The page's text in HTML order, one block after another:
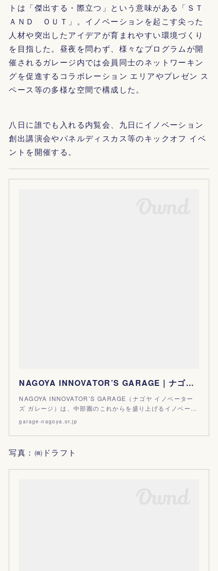
トは「傑出する・際立つ」という意味がある「ＳＴ
ＡＮＤ ＯＵＴ」。イノベーションを起こす尖った
人材や突出したアイデアが育まれやすい環境づくり
を目指した。昼夜を問わず、様々なプログラムが開
催されるガレージ内では会員同士のネットワーキン
グを促進するコラボレーション エリアやプレゼン ス
ペース等の多様な空間で構成した。
八日に誰でも入れる内覧会、九日にイノベーション
創出講演会やパネルディスカス等のキックオフ イベ
ントを開催する。
NAGOYA INNOVATOR’S GARAGE｜ナゴヤ イノベーターズ ガレージ
NAGOYA INNOVATOR’S GARAGE（ナゴヤ イノベーター
ズ ガレージ）は、中部圏のこれからを盛り上げるイノベー…
garage-nagoya.or.jp
写真：㈱ドラフト